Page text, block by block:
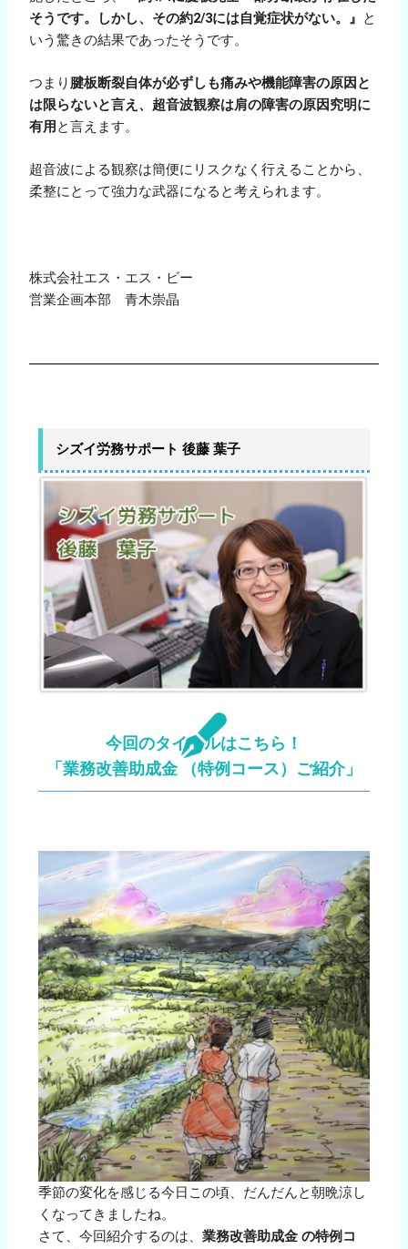
そうです。しかし、その約2/3には自覚症状がない。』 と
いう驚きの結果であったそうです。
つまり 腱板断裂自体が必ずしも痛みや機能障害の原因と
は限らないと言え、超音波観察は肩の障害の原因究明に
有用 と言えます。
超音波による観察は簡便にリスクなく行えることから、
柔整にとって強力な武器になると考えられます。
株式会社エス・エス・ビー
営業企画本部 青木崇晶
シズイ労務サポート 後藤 葉子
今回のタイトルはこちら！
「業務改善助成金 （特例コース）ご紹介」
季節の変化を感じる今日この頃、だんだんと朝晩涼し
くなってきましたね。
さて、今回紹介するのは、業務改善助成金 の特例コ